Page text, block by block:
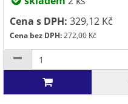
Cena s DPH: 329,12 Kč
Cena bez DPH:272,00 Kč